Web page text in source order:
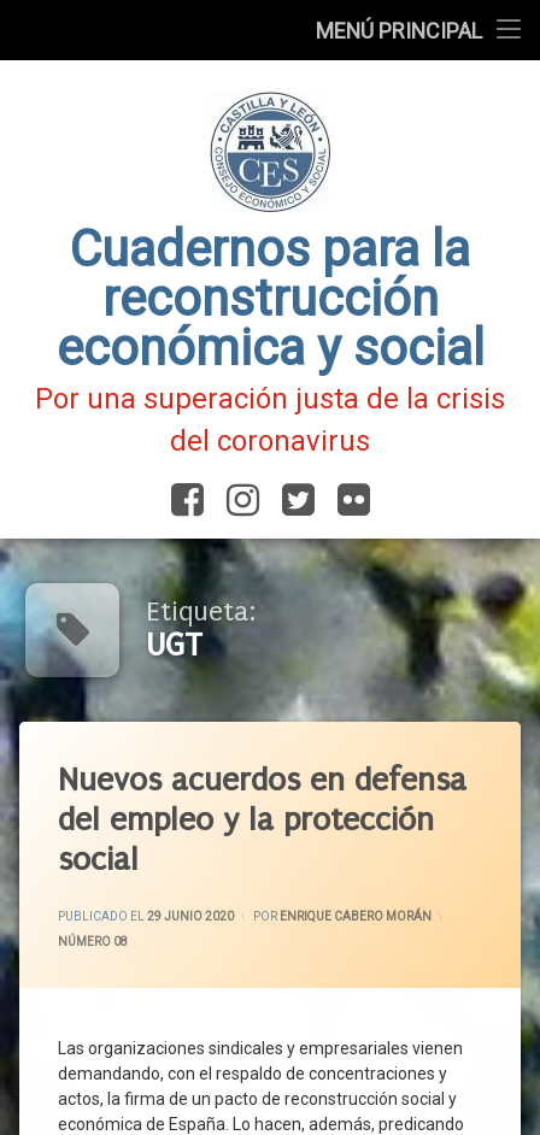
MENÚ PRINCIPAL
Cuadernos para la
reconstrucción
económica y social
Por una superación justa de la crisis
del coronavirus
FacebookInstagram
TwitterFlickr
Etiqueta:
UGT
Nuevos acuerdos en defensa
del empleo y la protección
social
PUBLICADO EL 29 JUNIO 2020
6 JULIO 2020
POR ENRIQUE CABERO MORÁN
CATEGORÍAS:
NÚMERO 08
Las organizaciones sindicales y empresariales vienen
demandando, con el respaldo de concentraciones y
actos, la firma de un pacto de reconstrucción social y
económica de España. Lo hacen, además, predicando
Acuerdo
Social
ATA
Autónomos
CCOO
COCECA
Comisión Para
La